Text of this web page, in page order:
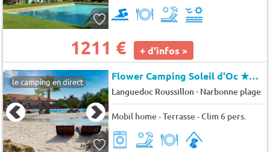
1211 € + d'infos >
le camping en direct Flower Camping Soleil d'Oc★★★★
Languedoc Roussillon- Narbonne plage
Mobil home - Terrasse - Clim 6 pers.